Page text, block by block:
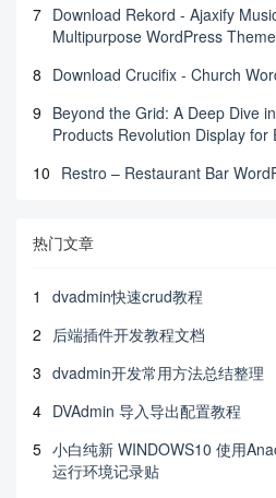
7 Download Rekord - Ajaxify
Multipurpose WordPress Theme
8 Download Crucifix - Church
9 Beyond the Grid: A Deep Dive
Products Revolution Display for
10 Restro – Restaurant Bar
热门文章
1
dvadmin快速crud教程
2
后端插件开发教程文档
3 dvadmin开发常用方法总结整理
4 DVAdmin 导入导出配置教程
5 小白纯新 WINDOWS10 使用
运行环境记录贴